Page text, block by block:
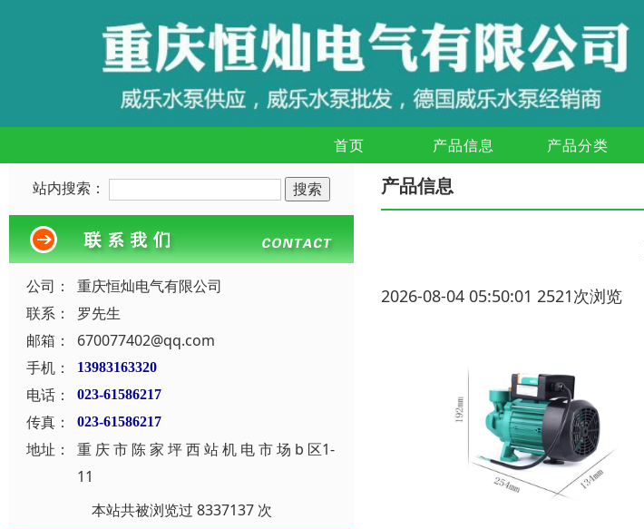
首页 产品信息 产品分类
站内搜索：
公司：
重庆恒灿电气有限公司
联系：
罗先生
邮箱：
670077402@qq.com
手机：
13983163320
电话： 023-61586217
传真： 023-61586217
地址：
重 庆 市 陈 家 坪 西 站 机 电 市 场 b 区1-
11
本站共被浏览过 8337137 次
产品信息
2026-08-04 05:50:01 2521次浏览